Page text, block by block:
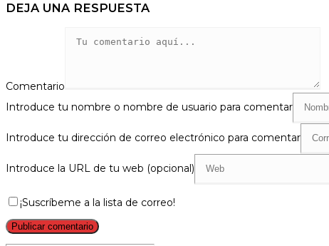
DEJA UNA RESPUESTA
Comentario
Introduce tu nombre o nombre de usuario para comentar
Introduce tu dirección de correo electrónico para comentar
Introduce la URL de tu web (opcional)
¡Suscríbeme a la lista de correo!